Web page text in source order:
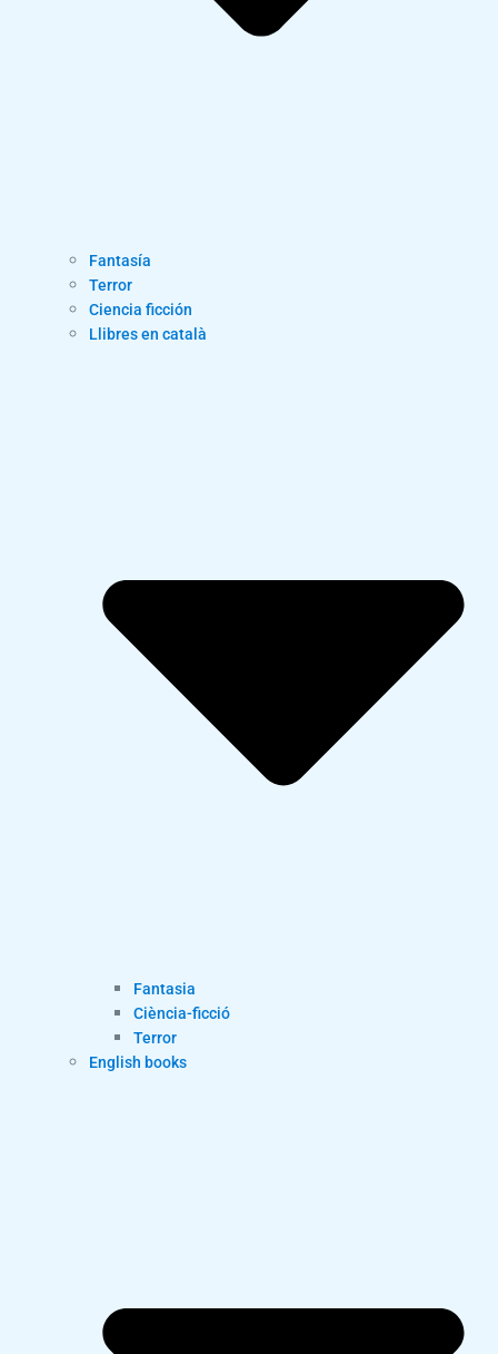
Fantasía
Terror
Ciencia ficción
Llibres en català
Fantasia
Ciència-ficció
Terror
English books